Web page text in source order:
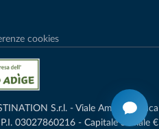
cookies
S.r.l. - Viale Amedeo Duca
03027860216 - Capitale Sociale €